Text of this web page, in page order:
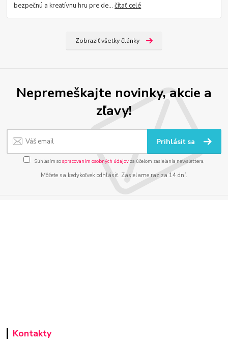
bezpečnú a kreatívnu hru pre de...čítať celé
Zobraziť všetky články
Nepremeškajte novinky, akcie a
zľavy!
Prihlásiť sa
Súhlasím sospracovaním osobných údajov za účelom zasielania newslettera.
Môžete sa kedykoľvek odhlásiť. Zasielame raz za 14 dní.
Kontakty